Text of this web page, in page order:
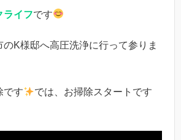
ライフです
K様邸へ高圧洗浄に行って参りま
です では、お掃除スタートです